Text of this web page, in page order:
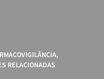
RELACIONADAS